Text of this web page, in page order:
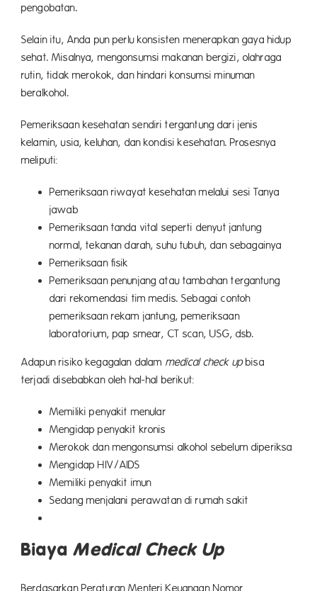
pengobatan.
Selain itu, Anda pun perlu konsisten menerapkan gaya hidup
sehat. Misalnya, mengonsumsi makanan bergizi, olahraga
rutin, tidak merokok, dan hindari konsumsi minuman
beralkohol.
Pemeriksaan kesehatan sendiri tergantung dari jenis
kelamin, usia, keluhan, dan kondisi kesehatan. Prosesnya
meliputi:
Pemeriksaan riwayat kesehatan melalui sesi Tanya
jawab
Pemeriksaan tanda vital seperti denyut jantung
normal, tekanan darah, suhu tubuh, dan sebagainya
Pemeriksaan fisik
Pemeriksaan penunjang atau tambahan tergantung
dari rekomendasi tim medis. Sebagai contoh
pemeriksaan rekam jantung, pemeriksaan
laboratorium, pap smear, CT scan, USG, dsb.
Adapun risiko kegagalan dalam medical check upbisa
terjadi disebabkan oleh hal-hal berikut:
Memiliki penyakit menular
Mengidap penyakit kronis
Merokok dan mengonsumsi alkohol sebelum diperiksa
Mengidap HIV/AIDS
Memiliki penyakit imun
Sedang menjalani perawatan di rumah sakit
BiayaMedical Check Up